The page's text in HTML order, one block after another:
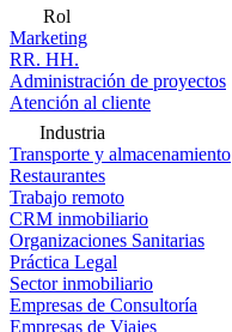
Rol
Marketing
RR. HH.
Administración de proyectos
Atención al cliente
Industria
Transporte y almacenamiento
Restaurantes
Trabajo remoto
CRM inmobiliario
Organizaciones Sanitarias
Práctica Legal
Sector inmobiliario
Empresas de Consultoría
Empresas de Viajes